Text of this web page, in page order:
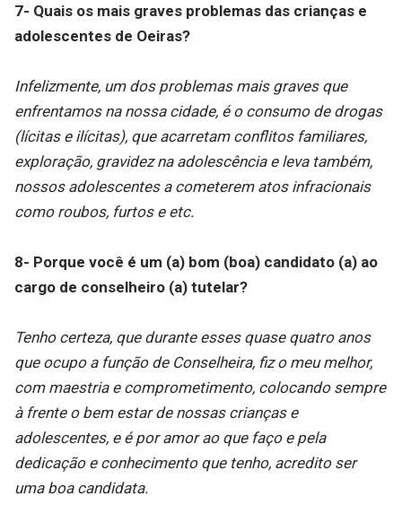
7- Quais os mais graves problemas das crianças e
adolescentes de Oeiras?
Infelizmente, um dos problemas mais graves que
enfrentamos na nossa cidade, é o consumo de drogas
(lícitas e ilícitas), que acarretam conflitos familiares,
exploração, gravidez na adolescência e leva também,
nossos adolescentes a cometerem atos infracionais
como roubos, furtos e etc.
8- Porque você é um (a) bom (boa) candidato (a) ao
cargo de conselheiro (a) tutelar?
Tenho certeza, que durante esses quase quatro anos
que ocupo a função de Conselheira, fiz o meu melhor,
com maestria e comprometimento, colocando sempre
à frente o bem estar de nossas crianças e
adolescentes, e é por amor ao que faço e pela
dedicação e conhecimento que tenho, acredito ser
uma boa candidata.